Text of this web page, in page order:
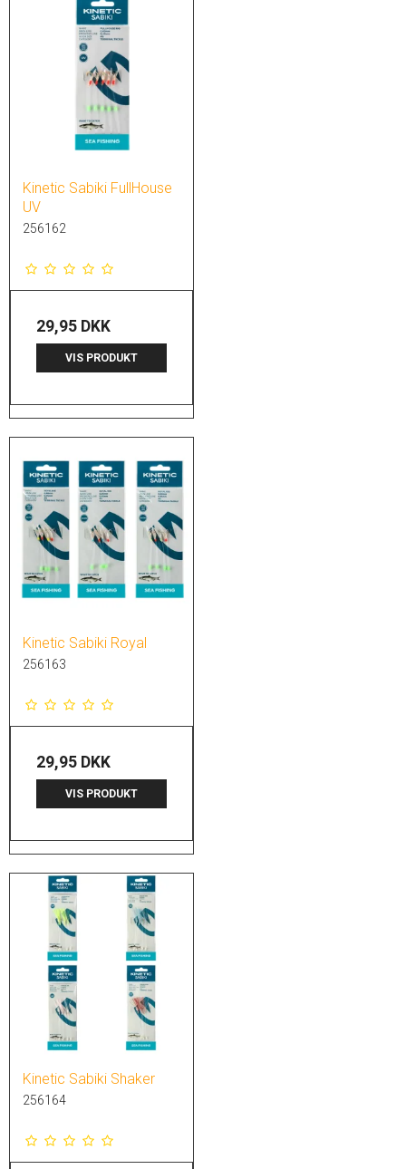
Kinetic Sabiki FullHouse
UV
256162
29,95 DKK
VIS PRODUKT
Kinetic Sabiki Royal
256163
29,95 DKK
VIS PRODUKT
Kinetic Sabiki Shaker
256164